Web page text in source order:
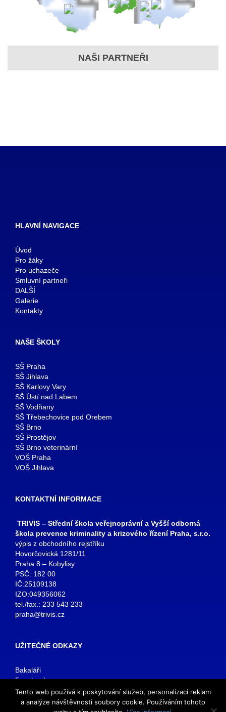
NAŠI PARTNEŘI
HLAVNÍ NAVIGACE
Úvod
Pro žáky
Pro uchazeče
Smluvní partneři
DALŠÍ
Galerie
Kontakty
NAŠE ŠKOLY
SŠ Praha
SŠ Jihlava
SŠ Karlovy Vary
SŠ Ústí nad Labem
SŠ Vodňany
SŠ Třebechovice pod Orebem
SŠ Brno
SŠ Prostějov
SŠ Brno veterinární
VOŠ Praha
VOŠ Jihlava
KONTAKTNÍ INFORMACE
TRIVIS – Střední škola veřejnoprávní a Vyšší odborná
škola prevence kriminality a krizového řízení Praha, s.r.o.
výpis z obchodního rejstříku
Hovorčovická 1281/11
Praha 8 – Kobylisy
PSČ: 182 00
IČ:25109138
IZO:049356062
tel./fax.: 233 543 233
praha@trivis.cz
UŽITEČNÉ ODKAZY
Bakaláři
Facebook
VOŠ Praha
E-mail zaměstnanci
E-mail studenti
Tento web používá k poskytování služeb, personalizaci reklam
a analýze návštěvnosti soubory cookie. Používáním tohoto